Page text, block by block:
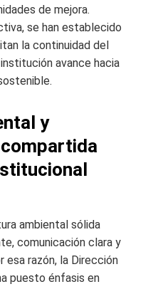
de mejora.
se han establecido
la continuidad del
avance hacia
y
ambiental sólida
comunicación clara y
esa razón, la Dirección
puesto énfasis en